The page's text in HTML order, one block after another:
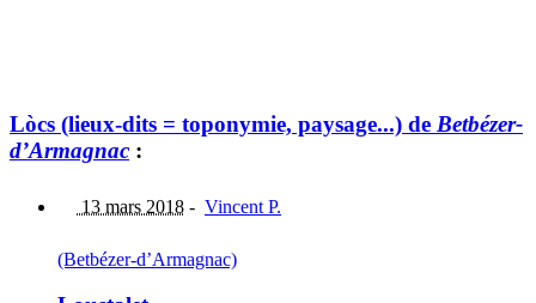
Lòcs (lieux-dits = toponymie, paysage...) de Betbézer-
d’Armagnac :
13 mars 2018 - Vincent P.
(Betbézer-d’Armagnac)